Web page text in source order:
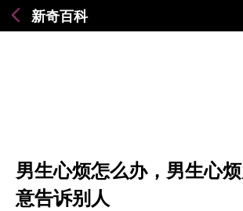
新奇百科
男生心烦怎么办，男生心
意告诉别人